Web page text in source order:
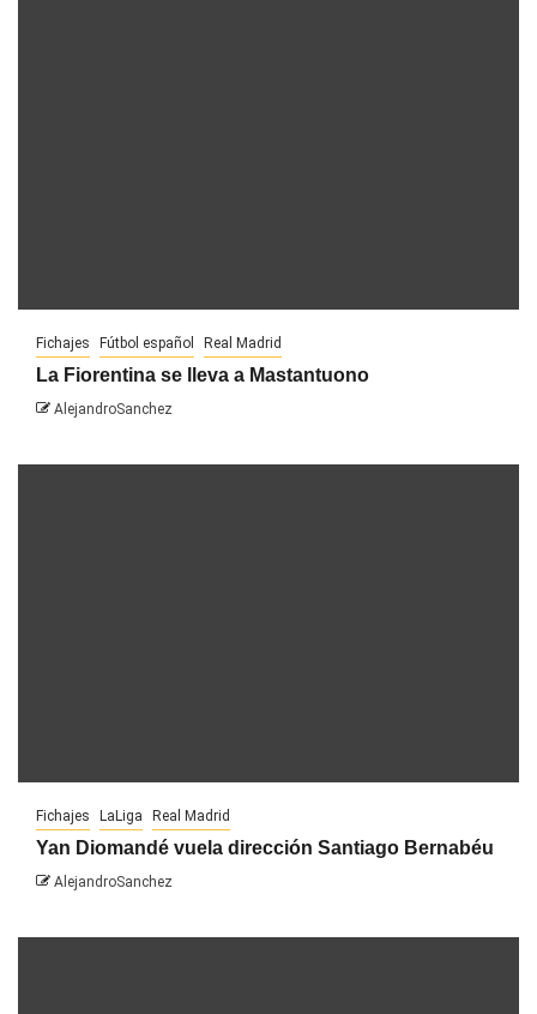
Fichajes Fútbol español Real Madrid
La Fiorentina se lleva a Mastantuono
AlejandroSanchez
Fichajes LaLiga Real Madrid
Yan Diomandé vuela dirección Santiago Bernabéu
AlejandroSanchez